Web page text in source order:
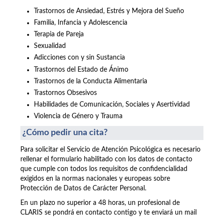
Trastornos de Ansiedad, Estrés y Mejora del Sueño
Familia, Infancia y Adolescencia
Terapia de Pareja
Sexualidad
Adicciones con y sin Sustancia
Trastornos del Estado de Ánimo
Trastornos de la Conducta Alimentaria
Trastornos Obsesivos
Habilidades de Comunicación, Sociales y Asertividad
Violencia de Género y Trauma
¿Cómo pedir una cita?
Para solicitar el Servicio de Atención Psicológica es necesario
rellenar el formulario habilitado con los datos de contacto
que cumple con todos los requisitos de confidencialidad
exigidos en la normas nacionales y europeas sobre
Protección de Datos de Carácter Personal.
En un plazo no superior a 48 horas, un profesional de
CLARIS se pondrá en contacto contigo y te enviará un mail